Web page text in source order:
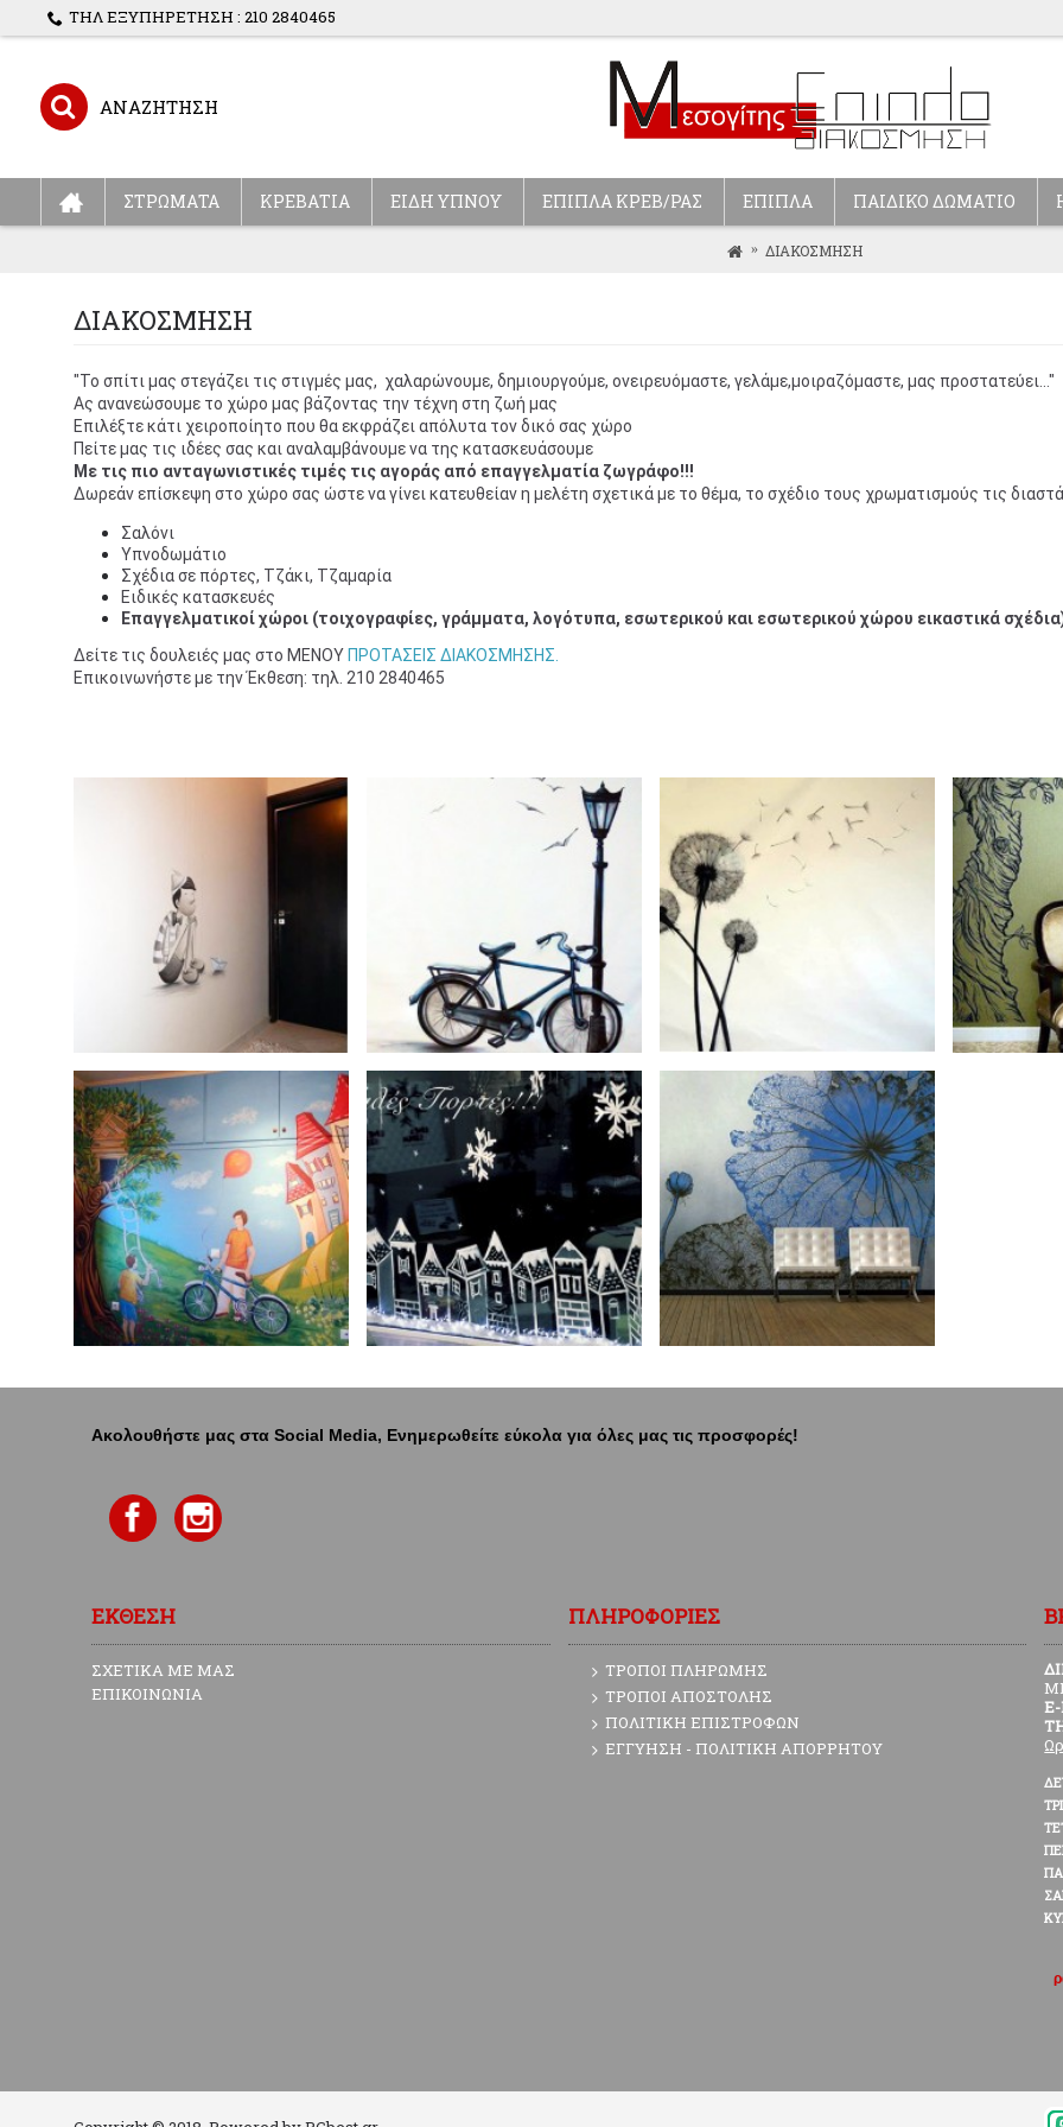
ΤΗΛ ΕΞΥΠΗΡΕΤΗΣΗ : 210 2840465
ΣΤΡΩΜΑΤΑ ΚΡΕΒΑΤΙΑ ΕΙΔΗ ΥΠΝΟΥ ΕΠΙΠΛΑ ΚΡΕΒ/ΡΑΣ ΕΠΙΠΛΑ ΠΑΙΔΙΚΟ ΔΩΜΑΤΙΟ
ΔΙΑΚΟΣΜΗΣΗ
ΔΙΑΚΟΣΜΗΣΗ
"Το σπίτι μας στεγάζει τις στιγμές μας, χαλαρώνουμε, δημιουργούμε, ονειρευόμαστε, γελάμε,μοιραζόμαστε, μας προστατεύει…"
Ας ανανεώσουμε το χώρο μας βάζοντας την τέχνη στη ζωή μας
Επιλέξτε κάτι χειροποίητο που θα εκφράζει απόλυτα τον δικό σας χώρο
Πείτε μας τις ιδέες σας και αναλαμβάνουμε να της κατασκευάσουμε
Με τις πιο ανταγωνιστικές τιμές τις αγοράς από επαγγελματία ζωγράφο!!!
Δωρεάν επίσκεψη στο χώρο σας ώστε να γίνει κατευθείαν η μελέτη σχετικά με το θέμα, το σχέδιο τους χρωματισμούς τις
Σαλόνι
Υπνοδωμάτιο
Σχέδια σε πόρτες, Τζάκι, Τζαμαρία
Ειδικές κατασκευές
Επαγγελματικοί χώροι (τοιχογραφίες, γράμματα, λογότυπα, εσωτερικού και εσωτερικού χώρου εικαστικά
Δείτε τις δουλειές μας στο ΜΕΝΟΥ ΠΡΟΤΑΣΕΙΣ ΔΙΑΚΟΣΜΗΣΗΣ.
Επικοινωνήστε με την Έκθεση: τηλ. 210 2840465
Ακολουθήστε μας στα Social Media, Ενημερωθείτε εύκολα για όλες μας τις προσφορές!
ΕΚΘΕΣΗ
ΣΧΕΤΙΚΑ ΜΕ ΜΑΣ
ΕΠΙΚΟΙΝΩΝΙΑ
ΠΛΗΡΟΦΟΡΙΕΣ
ΤΡΟΠΟΙ ΠΛΗΡΩΜΗΣ
ΤΡΟΠΟΙ ΑΠΟΣΤΟΛΗΣ
ΠΟΛΙΤΙΚΗ ΕΠΙΣΤΡΟΦΩΝ
ΕΓΓΥΗΣΗ - ΠΟΛΙΤΙΚΗ ΑΠΟΡΡΗΤΟΥ